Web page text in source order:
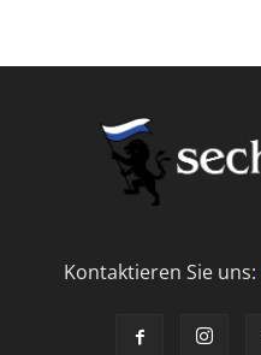
Kontaktieren Sie uns: